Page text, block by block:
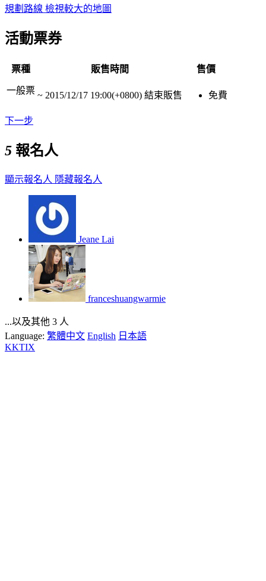
規劃路線 檢視較大的地圖
活動票券
票種 販售時間 售價
一般票 ~ 2015/12/17 19:00(+0800) 結束販售 免費
下一步
5 報名人
顯示報名人 隱藏報名人
Jeane Lai
franceshuangwarmie
...以及其他 3 人
Language: 繁體中文 English 日本語
KKTIX